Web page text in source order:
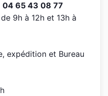
04 65 43 08 77
9h à 12h et 13h à
expédition et Bureau